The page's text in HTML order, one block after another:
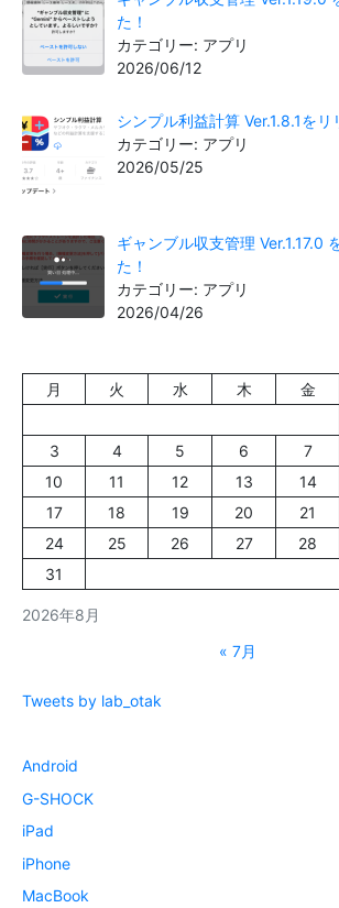
た！
カテゴリー: アプリ
2026/06/12
シンプル利益計算 Ver.1.8.1をリ
カテゴリー: アプリ
2026/05/25
ギャンブル収支管理 Ver.1.17.0
た！
カテゴリー: アプリ
2026/04/26
2026年8月
月 火 水 木 金
3
4 5 6 7
10
11 12 13 14
17
18 19 20 21
24
25 26 27 28
31
« 7月
Tweets by lab_otak
Android
G-SHOCK
iPad
iPhone
MacBook